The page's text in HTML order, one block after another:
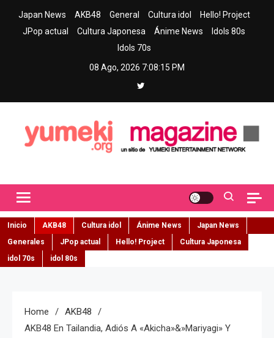
Japan News AKB48 General Cultura idol
Hello! Project
JPop actual
Cultura Japonesa Ánime News
Idols 80s
Idols 70s
08 Ago, 2026 7:08:17 PM
Inicio AKB48 Cultura idol Ánime News
Japan News
Generales
JPop actual Hello! Project
Cultura Japonesa
idol 70s
idol 80s
Home
AKB48
AKB48 En Tailandia, Adiós A «Akicha»&»Mariyagi» Y